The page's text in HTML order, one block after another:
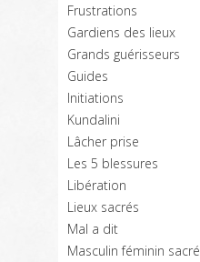
Frustrations
Gardiens des lieux
Grands guérisseurs
Guides
Initiations
Kundalini
Lâcher prise
Les 5 blessures
Libération
Lieux sacrés
Mal a dit
Masculin féminin sacré